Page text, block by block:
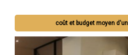
coût et budget moyen